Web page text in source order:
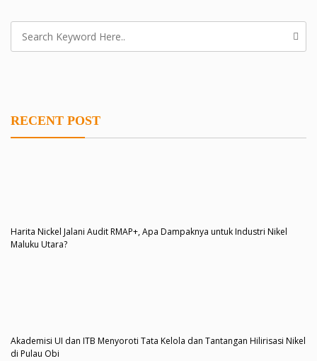
RECENT POST
Harita Nickel Jalani Audit RMAP+, Apa Dampaknya untuk Industri Nikel
Maluku Utara?
Akademisi UI dan ITB Menyoroti Tata Kelola dan Tantangan Hilirisasi Nikel
di Pulau Obi